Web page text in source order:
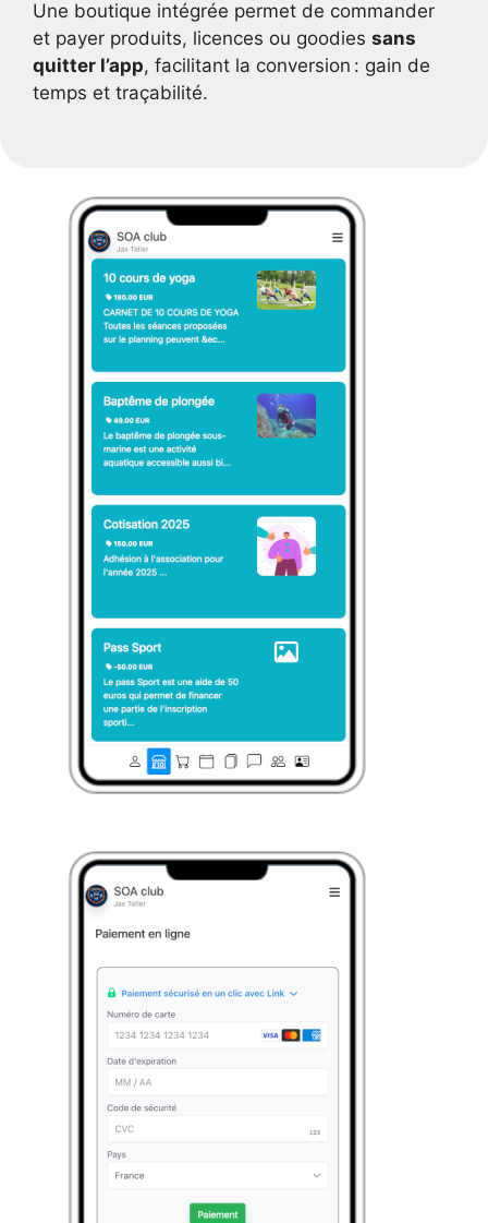
Une boutique intégrée permet de commander
et payer produits, licences ou goodies sans
quitter l’app, facilitant la conversion : gain de
temps et traçabilité.